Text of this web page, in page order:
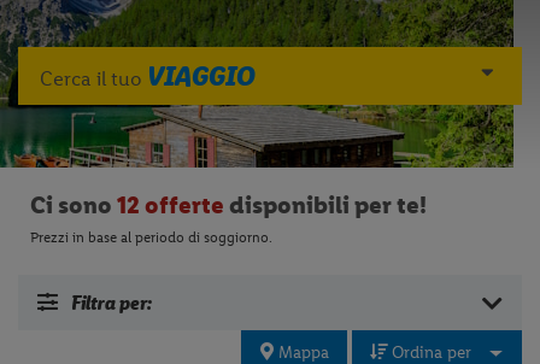
Cerca il tuo VIAGGIO
Ci sono12 offerte disponibili per te!
Prezzi in base al periodo di soggiorno.
Filtra per:
Mappa Ordina per